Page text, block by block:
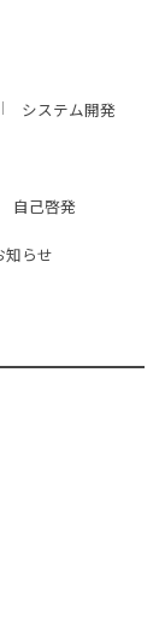
システム開発
自己啓発
知らせ